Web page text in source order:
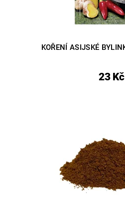
KOŘENÍ ASIJSKÉ
23 Kč